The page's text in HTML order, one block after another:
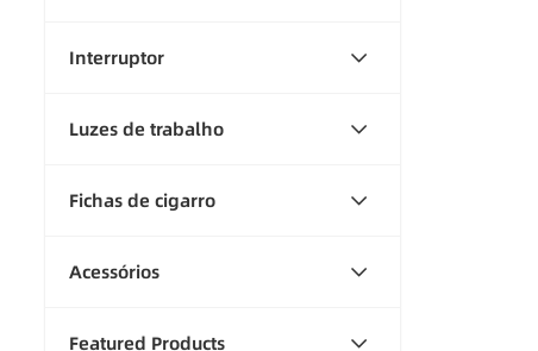
Interruptor
Luzes de trabalho
Fichas de cigarro
Acessórios
Featured Products